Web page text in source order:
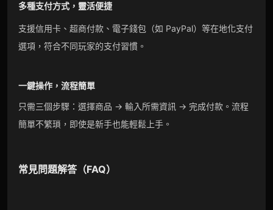
多種支付方式，靈活便捷
支援信用卡、超商付款、電子錢包（如 PayPal）等在地化支付
選項，符合不同玩家的支付習慣。
一鍵操作，流程簡單
只需三個步驟：選擇商品 → 輸入所需資訊 → 完成付款。流程
簡單不繁瑣，即使是新手也能輕鬆上手。
常見問題解答（FAQ）